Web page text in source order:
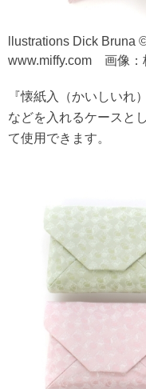
llustrations Dick Bruna
www.miffy.com 画像：
『懐紙入（かいしいれ
などを入れるケースと
て使用できます。